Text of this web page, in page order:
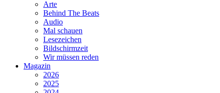
Arte
Behind The Beats
Audio
Mal schauen
Lesezeichen
Bildschirmzeit
Wir müssen reden
Magazin
2026
2025